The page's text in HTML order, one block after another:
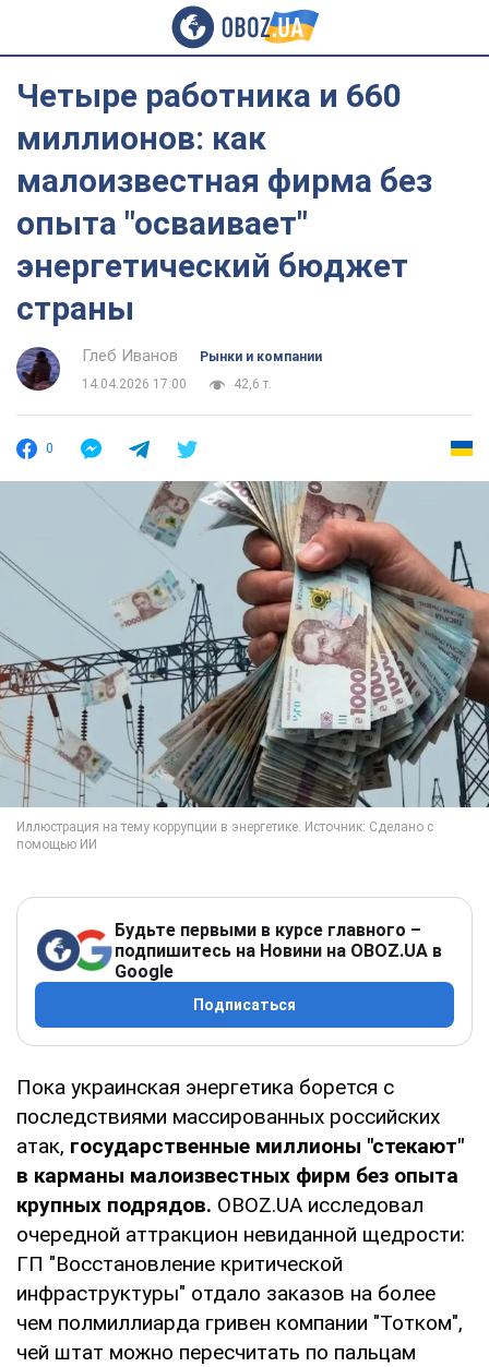
Четыре работника и 660
миллионов: как
малоизвестная фирма без
опыта "осваивает"
энергетический бюджет
страны
Глеб Иванов
Рынки и компании
14.04.2026 17:00
42,6 т.
0
Будьте первыми в курсе главного –
подпишитесь на Новини на OBOZ.UA в
Google
Подписаться
Пока украинская энергетика борется с
последствиями массированных российских
атак, государственные миллионы "стекают"
в карманы малоизвестных фирм без опыта
крупных подрядов. OBOZ.UA исследовал
очередной аттракцион невиданной щедрости:
ГП "Восстановление критической
инфраструктуры" отдало заказов на более
чем полмиллиарда гривен компании "Тотком",
чей штат можно пересчитать по пальцам